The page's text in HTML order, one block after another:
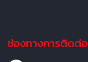
ช่องทางการติดต่อ